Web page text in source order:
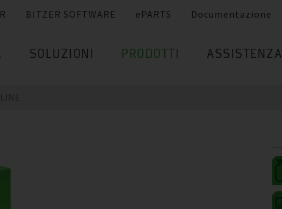
BITZER SOFTWARE ePARTS Documentazione
SOLUZIONI PRODOTTI ASSISTENZA